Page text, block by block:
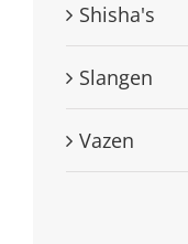
Shisha's
Slangen
Vazen